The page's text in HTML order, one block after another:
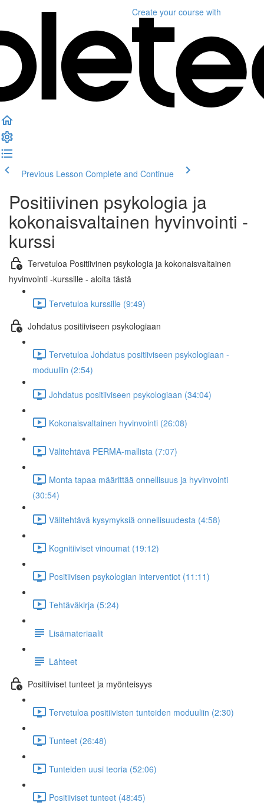
Create your course with
Previous Lesson Complete and Continue
Positiivinen psykologia ja
kokonaisvaltainen hyvinvointi -
kurssi
Tervetuloa Positiivinen psykologia ja kokonaisvaltainen
hyvinvointi -kurssille - aloita tästä
Tervetuloa kurssille (9:49)
Johdatus positiiviseen psykologiaan
Tervetuloa Johdatus positiiviseen psykologiaan -
moduuliin (2:54)
Johdatus positiiviseen psykologiaan (34:04)
Kokonaisvaltainen hyvinvointi (26:08)
Välitehtävä PERMA-mallista (7:07)
Monta tapaa määrittää onnellisuus ja hyvinvointi
(30:54)
Välitehtävä kysymyksiä onnellisuudesta (4:58)
Kognitiiviset vinoumat (19:12)
Positiivisen psykologian interventiot (11:11)
Tehtäväkirja (5:24)
Lisämateriaalit
Lähteet
Positiiviset tunteet ja myönteisyys
Tervetuloa positiivisten tunteiden moduuliin (2:30)
Tunteet (26:48)
Tunteiden uusi teoria (52:06)
Positiiviset tunteet (48:45)